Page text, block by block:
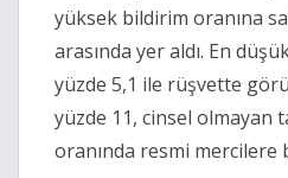
yüksek bildirim oranına
arasında yer aldı. En
yüzde 5,1 ile rüşvette
yüzde 11, cinsel olmayan
oranında resmi mercilere